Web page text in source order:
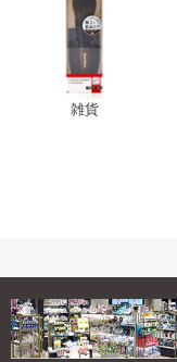
雑貨